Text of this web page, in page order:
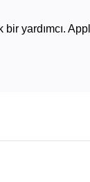
yardımcı.